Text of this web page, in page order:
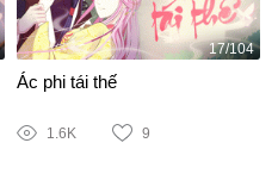
17/104
Ác phi tái thế
1.6K 9